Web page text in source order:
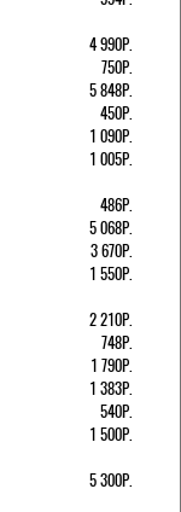
4 990Р.
750Р.
5 848Р.
450Р.
1 090Р.
1 005Р.
486Р.
5 068Р.
3 670Р.
1 550Р.
2 210Р.
748Р.
1 790Р.
1 383Р.
540Р.
1 500Р.
5 300Р.